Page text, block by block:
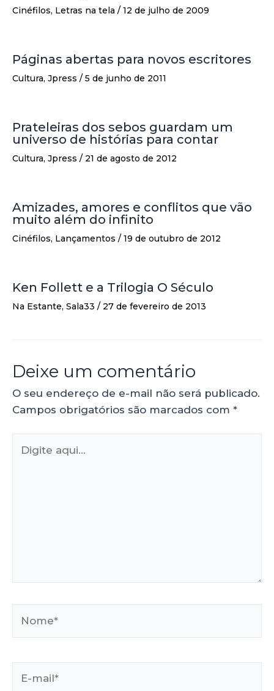
Cinéfilos, Letras na tela / 12 de julho de 2009
Páginas abertas para novos escritores
Cultura, Jpress / 5 de junho de 2011
Prateleiras dos sebos guardam um
universo de histórias para contar
Cultura, Jpress / 21 de agosto de 2012
Amizades, amores e conflitos que vão
muito além do infinito
Cinéfilos, Lançamentos / 19 de outubro de 2012
Ken Follett e a Trilogia O Século
Na Estante, Sala33 / 27 de fevereiro de 2013
Deixe um comentário
O seu endereço de e-mail não será publicado.
Campos obrigatórios são marcados com *